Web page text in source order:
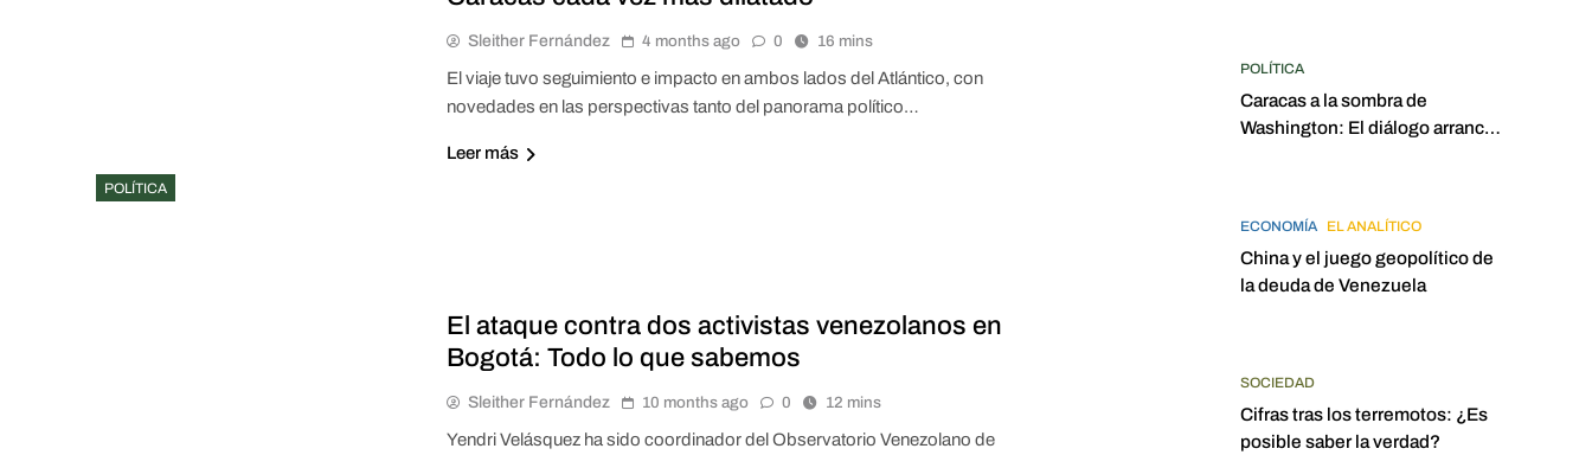
POLÍTICA
Sleither Fernández 4 months ago 0 16 mins
El viaje tuvo seguimiento e impacto en ambos lados del Atlántico, con
novedades en las perspectivas tanto del panorama político…
Leer más
El ataque contra dos activistas venezolanos en
Bogotá: Todo lo que sabemos
Sleither Fernández 10 months ago 0 12 mins
Yendri Velásquez ha sido coordinador del Observatorio Venezolano de
POLÍTICA
Caracas a la sombra de
Washington: El diálogo arrancó
ECONOMÍA EL ANALÍTICO
China y el juego geopolítico de
la deuda de Venezuela
SOCIEDAD
Cifras tras los terremotos: ¿Es
posible saber la verdad?